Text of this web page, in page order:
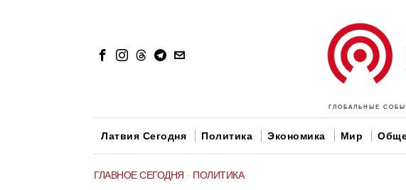
ГЛОБАЛЬНЫЕ
Латвия Сегодня Политика Экономика Мир
ГЛАВНОЕ СЕГОДНЯ · ПОЛИТИКА